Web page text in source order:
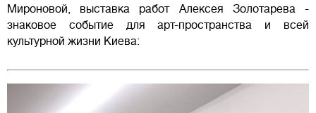
Мироновой, выставка работ Алексея Золотарева -
знаковое событие для арт-пространства и всей
культурной жизни Киева: